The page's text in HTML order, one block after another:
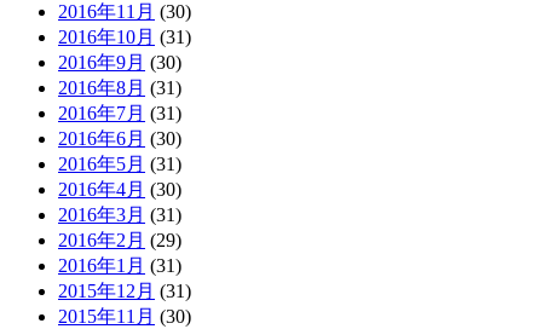
2016年11月 (30)
2016年10月 (31)
2016年9月 (30)
2016年8月 (31)
2016年7月 (31)
2016年6月 (30)
2016年5月 (31)
2016年4月 (30)
2016年3月 (31)
2016年2月 (29)
2016年1月 (31)
2015年12月 (31)
2015年11月 (30)